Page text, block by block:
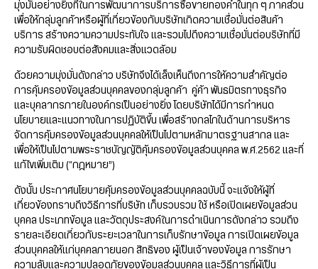
มุ่งมั่นอย่างยิ่งที่ในการพัฒนาการบริการซื้อขายทองคำในทุก ๆ ภาคส่วน
เพื่อให้กลุ่มลูกค้าหรือผู้ที่เกี่ยวข้องกับบริษัทเกิดความเชื่อมั่นต่อสินค้า
บริการ สร้างความความประทับใจ และรวมไปถึงความเชื่อมั่นต่อบริษัทที่มี
ความรับผิดชอบต่อสังคมและสิ่งแวดล้อม
ด้วยความมุ่งมั่นดังกล่าว บริษัทจึงได้เล็งเห็นถึงการให้ความสำคัญต่อ
การคุ้มครองข้อมูลส่วนบุคคลของกลุ่มลูกค้า คู่ค้า พันธมิตรทางธุรกิจ
และบุคลากรภายในองค์กรเป็นอย่างยิ่ง โดยบริษัทได้มีการกำหนด
นโยบายและแนวทางในการปฏิบัติขึ้น เพื่อสร้างกลไกในด้านการบริหาร
จัดการคุ้มครองข้อมูลส่วนบุคคลให้เป็นไปตามหลักมาตรฐานสากล และ
เพื่อให้เป็นไปตามพระราชบัญญัติคุ้มครองข้อมูลส่วนบุคคล พ.ศ.2562 และที่
แก้ไขเพิ่มเติม (“กฎหมาย”)
ดังนั้น ประกาศนโยบายคุ้มครองข้อมูลส่วนบุคคลฉบับนี้ จะแจ้งให้ผู้ที่
เกี่ยวข้องทราบถึงวิธีการที่บริษัท เก็บรวบรวม ใช้ หรือเปิดเผยข้อมูลส่วน
บุคคล ประเภทข้อมูล และวัตถุประสงค์ในการดำเนินการดังกล่าว รวมถึง
รายละเอียดเกี่ยวกับระยะเวลาในการเก็บรักษาข้อมูล การเปิดเผยข้อมูล
ส่วนบุคคลให้แก่บุคคลภายนอก สิทธิของ ผู้เป็นเจ้าของข้อมูล การรักษา
ความลับและความปลอดภัยของข้อมูลส่วนบุคคล และวิธีการที่ผู้เป็น